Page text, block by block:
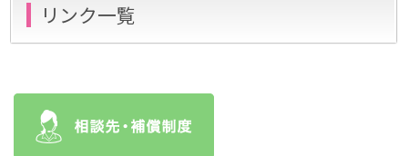
リンク一覧